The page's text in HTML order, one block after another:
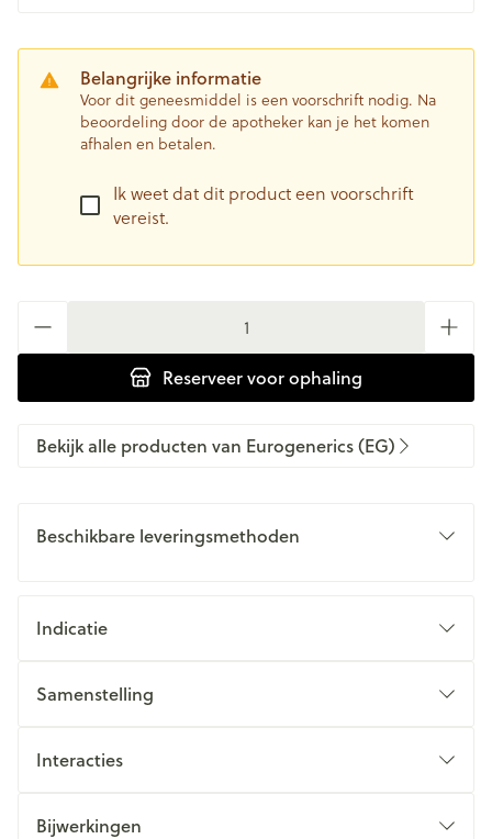
Belangrijke informatie
Voor dit geneesmiddel is een voorschrift nodig. Na
beoordeling door de apotheker kan je het komen
afhalen en betalen.
Ik weet dat dit product een voorschrift
vereist.
Reserveervoor ophaling
Bekijk alle producten van Eurogenerics (EG)
Beschikbare leveringsmethoden
Indicatie
Samenstelling
Interacties
Bijwerkingen